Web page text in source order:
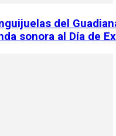
del
sonora al Día de